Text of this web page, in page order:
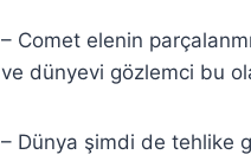
– Comet elenin
ve dünyevi gözlemci bu
– Dünya şimdi de tehlike